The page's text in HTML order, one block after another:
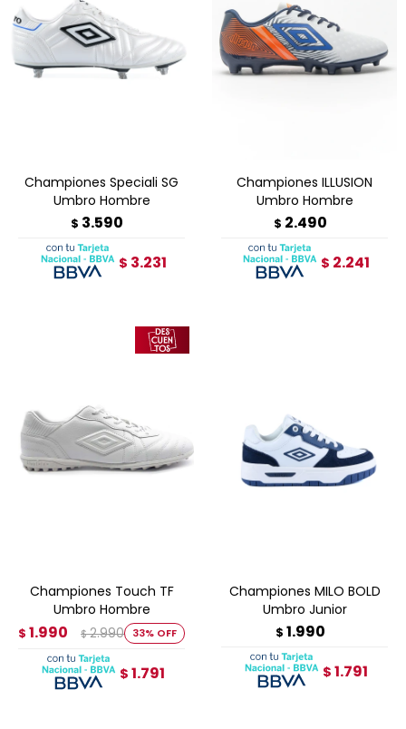
Championes Speciali SG
Umbro Hombre
$ 3.590
$ 3.231
Championes ILLUSION
Umbro Hombre
$ 2.490
$ 2.241
Championes Touch TF
Umbro Hombre
$ 1.990 $ 2.990 33
$ 1.791
Championes MILO BOLD
Umbro Junior
$ 1.990
$ 1.791